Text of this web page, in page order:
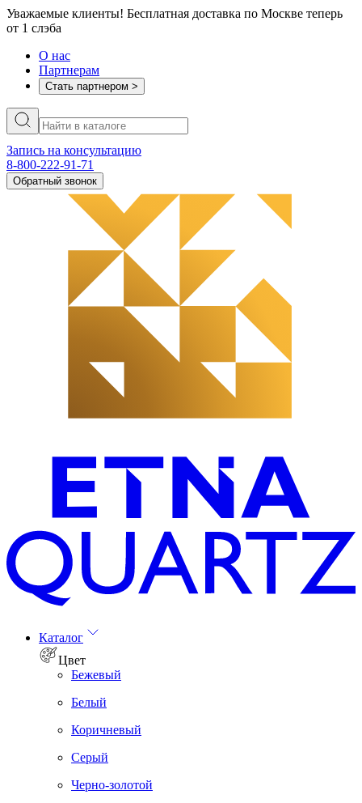
Уважаемые клиенты! Бесплатная доставка по Москве теперь
от 1 слэба
О нас
Партнерам
Стать партнером >
Запись на консультацию
8-800-222-91-71
Обратный звонок
Каталог
Цвет
Бежевый
Белый
Коричневый
Серый
Черно-золотой